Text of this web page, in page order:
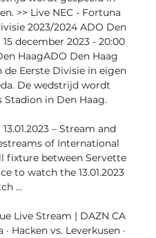
>> Live NEC - Fortuna
2023/2024 ADO Den
december 2023 - 20:00
HaagADO Den Haag
de Eerste Divisie in eigen
De wedstrijd wordt
Stadion in Den Haag.
– Stream and
of International
fixture between Servette
to watch the 13.01.2023
...
Live Stream | DAZN CA
Hacken vs. Leverkusen ·